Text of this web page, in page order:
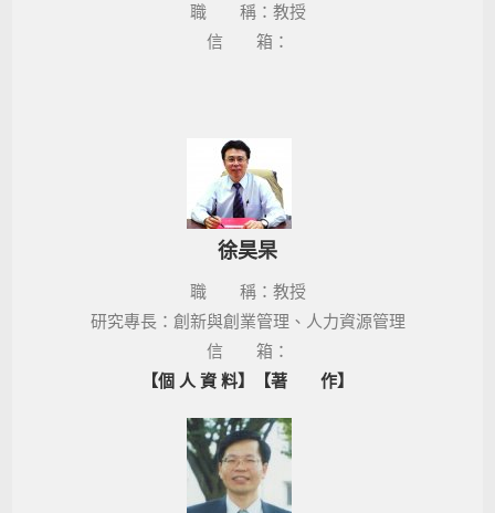
職 稱：教授
信 箱：
徐昊杲
職 稱：教授
研究專長：創新與創業管理、人力資源管理
信 箱：
【個 人 資 料】
【著 作】